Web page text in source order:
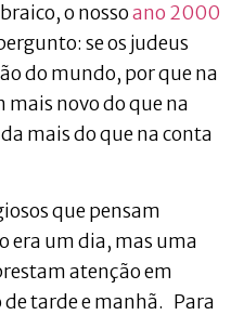
o nossoano 2000
se os judeus
do mundo, por que na
mais novo do que na
mais do que na conta
que pensam
era um dia, mas uma
atenção em
de tarde e manhã. Para